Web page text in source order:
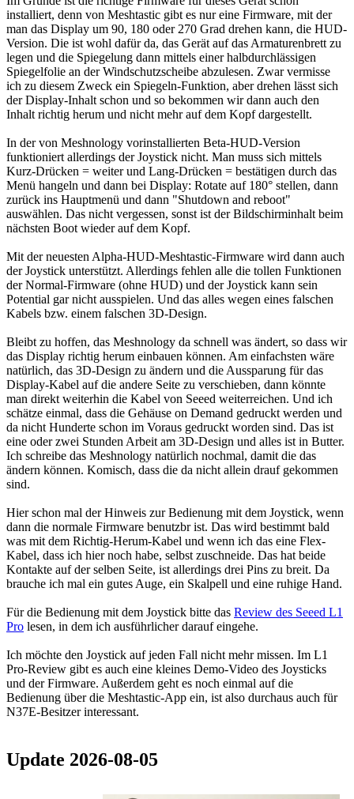
installiert, denn von Meshtastic gibt es nur eine Firmware, mit der
man das Display um 90, 180 oder 270 Grad drehen kann, die HUD-
Version. Die ist wohl dafür da, das Gerät auf das Armaturenbrett zu
legen und die Spiegelung dann mittels einer halbdurchlässigen
Spiegelfolie an der Windschutzscheibe abzulesen. Zwar vermisse
ich zu diesem Zweck ein Spiegeln-Funktion, aber drehen lässt sich
der Display-Inhalt schon und so bekommen wir dann auch den
Inhalt richtig herum und nicht mehr auf dem Kopf dargestellt.
In der von Meshnology vorinstallierten Beta-HUD-Version
funktioniert allerdings der Joystick nicht. Man muss sich mittels
Kurz-Drücken = weiter und Lang-Drücken = bestätigen durch das
Menü hangeln und dann bei Display: Rotate auf 180° stellen, dann
zurück ins Hauptmenü und dann "Shutdown and reboot"
auswählen. Das nicht vergessen, sonst ist der Bildschirminhalt beim
nächsten Boot wieder auf dem Kopf.
Mit der neuesten Alpha-HUD-Meshtastic-Firmware wird dann auch
der Joystick unterstützt. Allerdings fehlen alle die tollen Funktionen
der Normal-Firmware (ohne HUD) und der Joystick kann sein
Potential gar nicht ausspielen. Und das alles wegen eines falschen
Kabels bzw. einem falschen 3D-Design.
Bleibt zu hoffen, das Meshnology da schnell was ändert, so dass wir
das Display richtig herum einbauen können. Am einfachsten wäre
natürlich, das 3D-Design zu ändern und die Aussparung für das
Display-Kabel auf die andere Seite zu verschieben, dann könnte
man direkt weiterhin die Kabel von Seeed weiterreichen. Und ich
schätze einmal, dass die Gehäuse on Demand gedruckt werden und
da nicht Hunderte schon im Voraus gedruckt worden sind. Das ist
eine oder zwei Stunden Arbeit am 3D-Design und alles ist in Butter.
Ich schreibe das Meshnology natürlich nochmal, damit die das
ändern können. Komisch, dass die da nicht allein drauf gekommen
sind.
Hier schon mal der Hinweis zur Bedienung mit dem Joystick, wenn
dann die normale Firmware benutzbr ist. Das wird bestimmt bald
was mit dem Richtig-Herum-Kabel und wenn ich das eine Flex-
Kabel, dass ich hier noch habe, selbst zuschneide. Das hat beide
Kontakte auf der selben Seite, ist allerdings drei Pins zu breit. Da
brauche ich mal ein gutes Auge, ein Skalpell und eine ruhige Hand.
Für die Bedienung mit dem Joystick bitte das Review des Seeed L1
Pro lesen, in dem ich ausführlicher darauf eingehe.
Ich möchte den Joystick auf jeden Fall nicht mehr missen. Im L1
Pro-Review gibt es auch eine kleines Demo-Video des Joysticks
und der Firmware. Außerdem geht es noch einmal auf die
Bedienung über die Meshtastic-App ein, ist also durchaus auch für
N37E-Besitzer interessant.
Update 2026-08-05